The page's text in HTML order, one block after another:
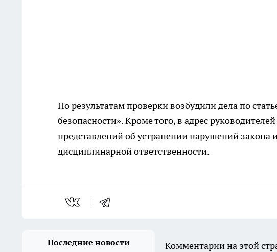
По результатам проверки возбудили дела по
безопасности». Кроме того, в адрес
представлений об устранении нарушений
дисциплинарной ответственности.
Последние новости Комментарии на этой